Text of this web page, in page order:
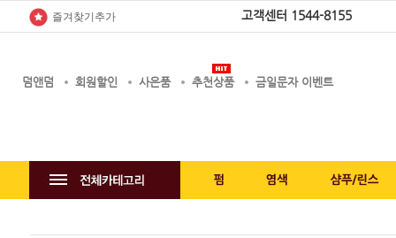
즐겨찾기추가 고객센터 1544-8155
덤앤덤 회원할인 사은품 추천상품 금일문자 이벤트